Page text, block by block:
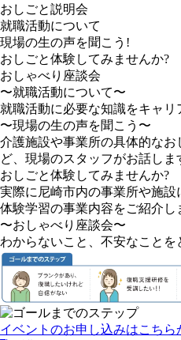
おしごと説明会
就職活動について
現場の生の声を聞こう!
おしごと体験してみませんか?
おしゃべり座談会
〜就職活動について〜
就職活動に必要な知識をキャ
〜現場の生の声を聞こう〜
介護施設や事業所の具体的な
ど、現場のスタッフがお話しま
おしごと体験してみませんか?
実際に尼崎市内の事業所や施
体験学習の事業内容をご紹介し
〜おしゃべり座談会〜
わからないこと、不安なことを
イベントのお申し込みはこちら